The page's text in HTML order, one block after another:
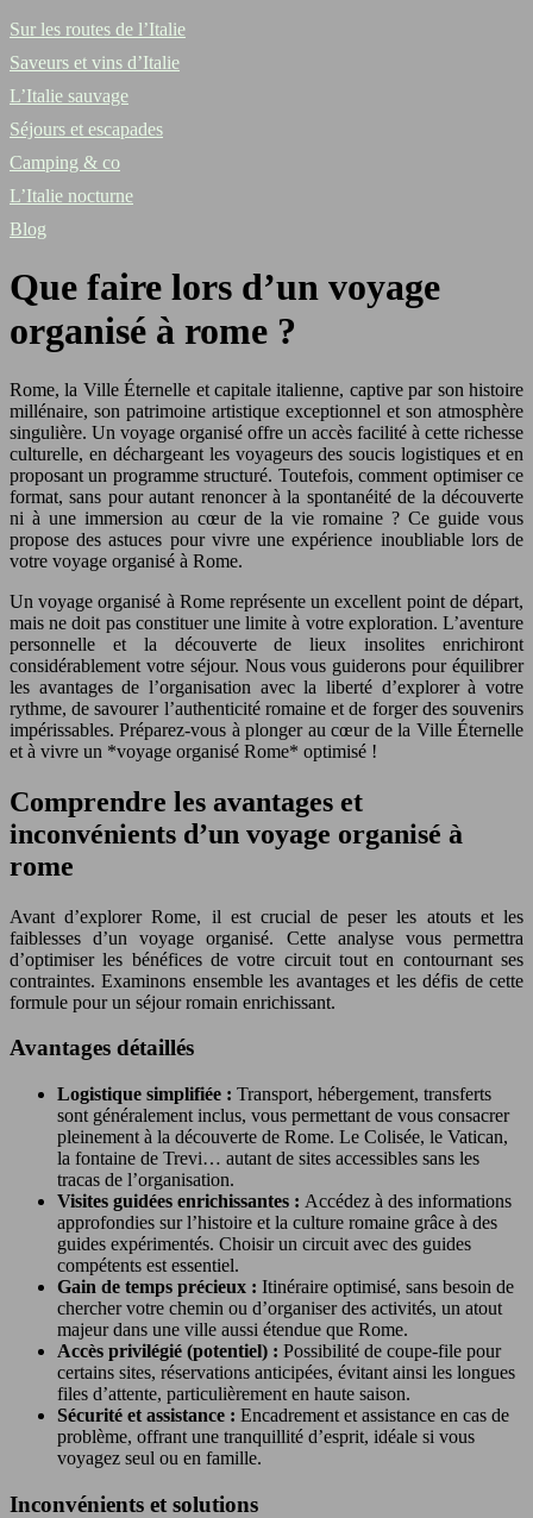
Sur les routes de l’Italie
Saveurs et vins d’Italie
L’Italie sauvage
Séjours et escapades
Camping & co
L’Italie nocturne
Blog
Que faire lors d’un voyage
organisé à rome ?
Rome, la Ville Éternelle et capitale italienne, captive par son histoire
millénaire, son patrimoine artistique exceptionnel et son atmosphère
singulière. Un voyage organisé offre un accès facilité à cette richesse
culturelle, en déchargeant les voyageurs des soucis logistiques et en
proposant un programme structuré. Toutefois, comment optimiser ce
format, sans pour autant renoncer à la spontanéité de la découverte
ni à une immersion au cœur de la vie romaine ? Ce guide vous
propose des astuces pour vivre une expérience inoubliable lors de
votre voyage organisé à Rome.
Un voyage organisé à Rome représente un excellent point de départ,
mais ne doit pas constituer une limite à votre exploration. L’aventure
personnelle et la découverte de lieux insolites enrichiront
considérablement votre séjour. Nous vous guiderons pour équilibrer
les avantages de l’organisation avec la liberté d’explorer à votre
rythme, de savourer l’authenticité romaine et de forger des souvenirs
impérissables. Préparez-vous à plonger au cœur de la Ville Éternelle
et à vivre un *voyage organisé Rome* optimisé !
Comprendre les avantages et
inconvénients d’un voyage organisé à
rome
Avant d’explorer Rome, il est crucial de peser les atouts et les
faiblesses d’un voyage organisé. Cette analyse vous permettra
d’optimiser les bénéfices de votre circuit tout en contournant ses
contraintes. Examinons ensemble les avantages et les défis de cette
formule pour un séjour romain enrichissant.
Avantages détaillés
Logistique simplifiée : Transport, hébergement, transferts
sont généralement inclus, vous permettant de vous consacrer
pleinement à la découverte de Rome. Le Colisée, le Vatican,
la fontaine de Trevi… autant de sites accessibles sans les
tracas de l’organisation.
Visites guidées enrichissantes : Accédez à des informations
approfondies sur l’histoire et la culture romaine grâce à des
guides expérimentés. Choisir un circuit avec des guides
compétents est essentiel.
Gain de temps précieux : Itinéraire optimisé, sans besoin de
chercher votre chemin ou d’organiser des activités, un atout
majeur dans une ville aussi étendue que Rome.
Accès privilégié (potentiel) : Possibilité de coupe-file pour
certains sites, réservations anticipées, évitant ainsi les longues
files d’attente, particulièrement en haute saison.
Sécurité et assistance : Encadrement et assistance en cas de
problème, offrant une tranquillité d’esprit, idéale si vous
voyagez seul ou en famille.
Inconvénients et solutions